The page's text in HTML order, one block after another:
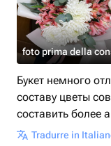
foto prima della
Букет немного
составу цветы
составить более
Tradurre in